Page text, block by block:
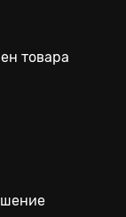
товара